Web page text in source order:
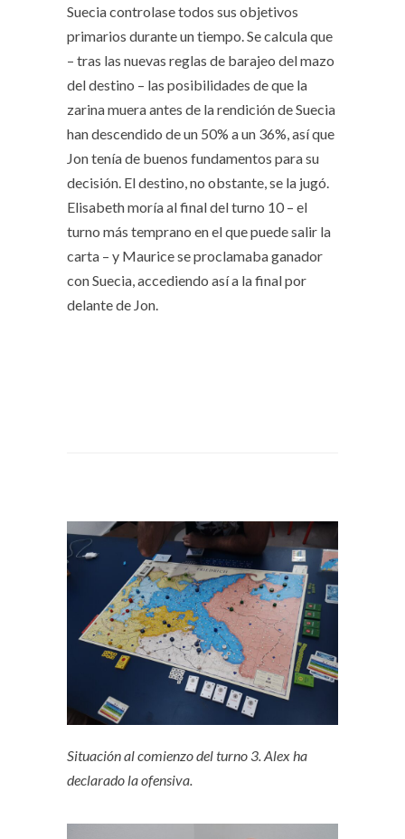
Suecia controlase todos sus objetivos
primarios durante un tiempo. Se calcula que
– tras las nuevas reglas de barajeo del mazo
del destino – las posibilidades de que la
zarina muera antes de la rendición de Suecia
han descendido de un 50% a un 36%, así que
Jon tenía de buenos fundamentos para su
decisión. El destino, no obstante, se la jugó.
Elisabeth moría al final del turno 10 – el
turno más temprano en el que puede salir la
carta – y Maurice se proclamaba ganador
con Suecia, accediendo así a la final por
delante de Jon.
Situación al comienzo del turno 3. Alex ha
declarado la ofensiva.